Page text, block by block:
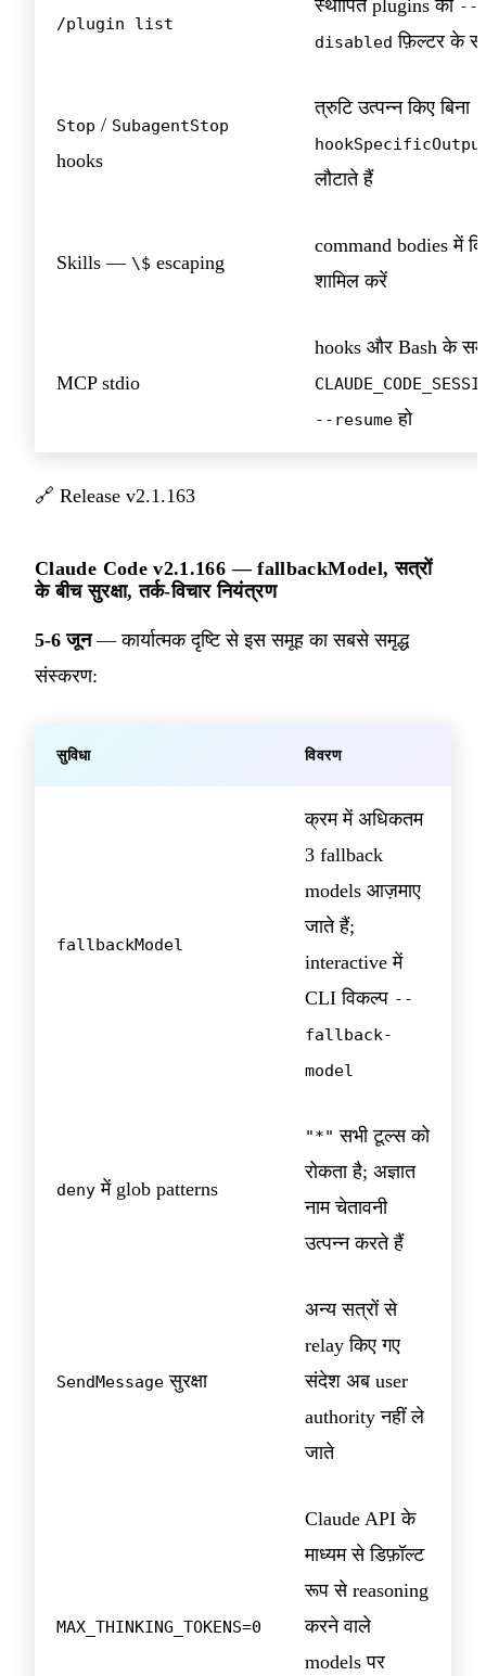
/plugin list
स्थापित plugins को --
disabled फ़िल्टर के
Stop / SubagentStop
hooks
त्रुटि उत्पन्न किए बिना
लौटाते हैं
Skills — \$ escaping
command bodies में
शामिल करें
MCP stdio
hooks और Bash के
--resume हो
🔗 Release v2.1.163
Claude Code v2.1.166 — fallbackModel, सत्रों
के बीच सुरक्षा, तर्क-विचार नियंत्रण
5-6 जून— कार्यात्मक दृष्टि से इस समूह का सबसे समृद्ध
संस्करण:
सुविधा विवरण
fallbackModel
क्रम में अधिकतम
3 fallback
models आज़माए
जाते हैं;
interactive में
CLI विकल्प --
fallback-
model
deny में glob patterns
"*" सभी टूल्स को
रोकता है; अज्ञात
नाम चेतावनी
उत्पन्न करते हैं
SendMessage सुरक्षा
अन्य सत्रों से
relay किए गए
संदेश अब user
authority नहीं ले
जाते
MAX_THINKING_TOKENS=0
Claude API के
माध्यम से डिफ़ॉल्ट
रूप से reasoning
करने वाले
models पर